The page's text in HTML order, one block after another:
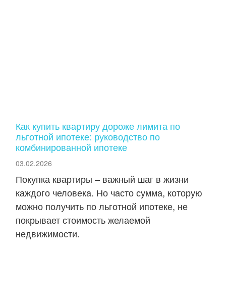
Как купить квартиру дороже лимита по
льготной ипотеке: руководство по
комбинированной ипотеке
03.02.2026
Покупка квартиры – важный шаг в жизни
каждого человека. Но часто сумма, которую
можно получить по льготной ипотеке, не
покрывает стоимость желаемой
недвижимости.